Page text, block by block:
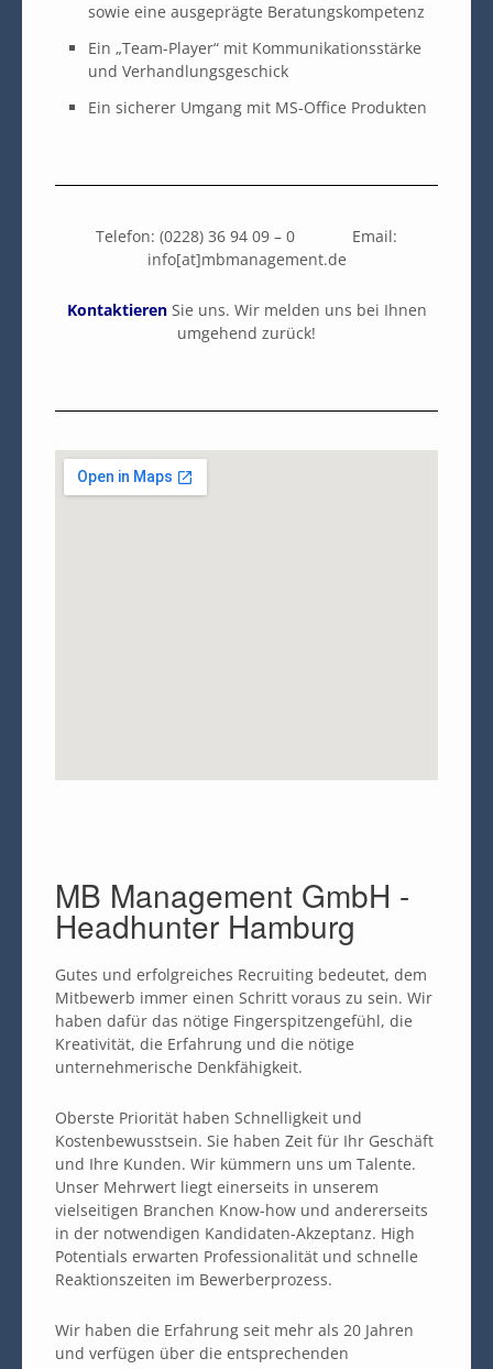
sowie eine ausgeprägte Beratungskompetenz
Ein „Team-Player“ mit Kommunikationsstärke
und Verhandlungsgeschick
Ein sicherer Umgang mit MS-Office Produkten
Telefon: (0228) 36 94 09 – 0 Email:
info[at]mbmanagement.de
KontaktierenSie uns. Wir melden uns bei Ihnen
umgehend zurück!
MB Management GmbH -
Headhunter Hamburg
Gutes und erfolgreiches Recruiting bedeutet, dem
Mitbewerb immer einen Schritt voraus zu sein. Wir
haben dafür das nötige Fingerspitzengefühl, die
Kreativität, die Erfahrung und die nötige
unternehmerische Denkfähigkeit.
Oberste Priorität haben Schnelligkeit und
Kostenbewusstsein. Sie haben Zeit für Ihr Geschäft
und Ihre Kunden. Wir kümmern uns um Talente.
Unser Mehrwert liegt einerseits in unserem
vielseitigen Branchen Know-how und andererseits
in der notwendigen Kandidaten-Akzeptanz. High
Potentials erwarten Professionalität und schnelle
Reaktionszeiten im Bewerberprozess.
Wir haben die Erfahrung seit mehr als 20 Jahren
und verfügen über die entsprechenden